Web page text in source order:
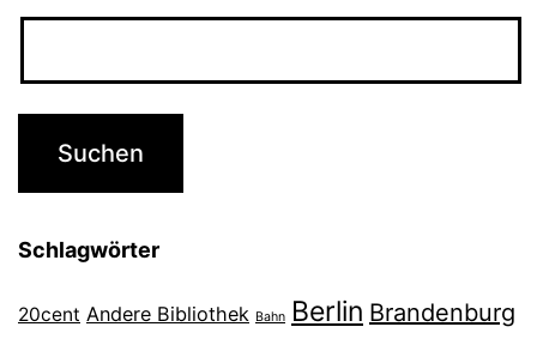
Schlagwörter
20cent Andere Bibliothek Bahn Berlin Brandenburg